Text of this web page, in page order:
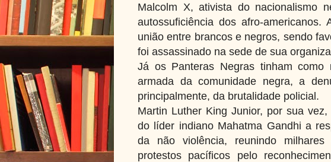
Malcolm X, ativista do nacionalismo
autossuficiência dos afro-americanos.
união entre brancos e negros, sendo
foi assassinado na sede de sua
Já os Panteras Negras tinham como
armada da comunidade negra, a
principalmente, da brutalidade policial.
Martin Luther King Junior, por sua
do líder indiano Mahatma Gandhi a
da não violência, reunindo
protestos pacíficos pelo